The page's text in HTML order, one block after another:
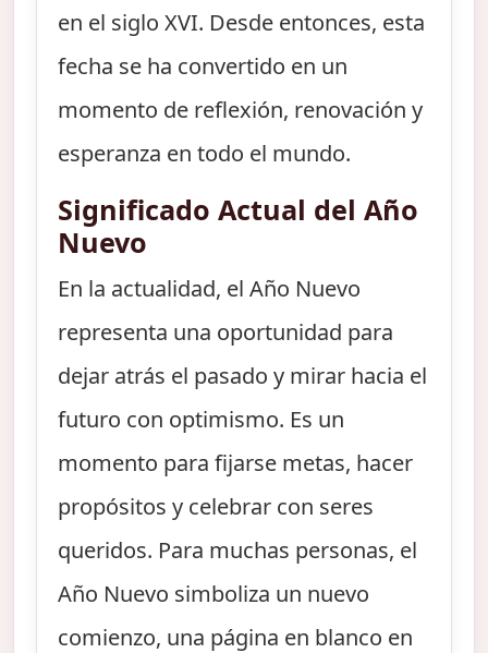
en el siglo XVI. Desde entonces, esta
fecha se ha convertido en un
momento de reflexión, renovación y
esperanza en todo el mundo.
Significado Actual del Año
Nuevo
En la actualidad, el Año Nuevo
representa una oportunidad para
dejar atrás el pasado y mirar hacia el
futuro con optimismo. Es un
momento para fijarse metas, hacer
propósitos y celebrar con seres
queridos. Para muchas personas, el
Año Nuevo simboliza un nuevo
comienzo, una página en blanco en